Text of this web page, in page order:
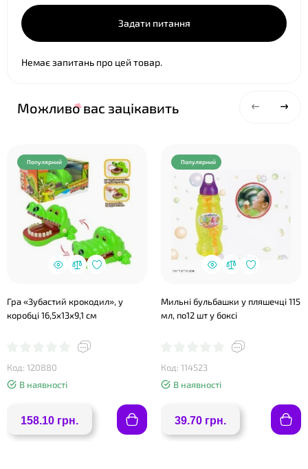
Задати питання
Немає запитань про цей товар.
Можливо вас зацікавить
Популярний
Гра «Зубастий крокодил», у
коробці 16,5х13х9,1 см
Код: 120880
В наявності
158.10 грн.
Популярний
Мильні бульбашки у пляшечці 115
мл, по12 шт у боксі
Код: 114523
В наявності
39.70 грн.